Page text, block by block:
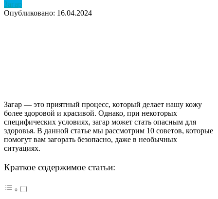
Загар
Опубликовано: 16.04.2024
Загар — это приятный процесс, который делает нашу кожу
более здоровой и красивой. Однако, при некоторых
специфических условиях, загар может стать опасным для
здоровья. В данной статье мы рассмотрим 10 советов, которые
помогут вам загорать безопасно, даже в необычных
ситуациях.
Краткое содержимое статьи: